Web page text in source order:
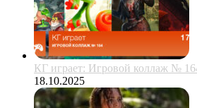
КГ играет: Игровой коллаж №
18.10.2025